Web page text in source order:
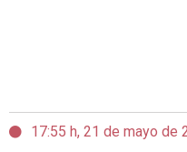
17:55 h, 21 de mayo de